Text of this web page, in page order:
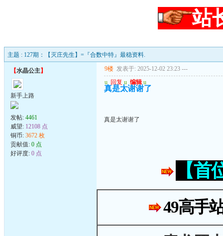
站
主题 : 127期：【灭庄先生】=『合数中特』最稳资料.
【水晶公主】
新手上路
发帖: 4461
威望: 12108 点
铜币: 3672 枚
贡献值: 0 点
好评度: 0 点
9楼 发表于: 2025-12-02 23:23 ---
u 回复 u 编辑 u
真是太谢谢了
真是太谢谢了
【
49高手